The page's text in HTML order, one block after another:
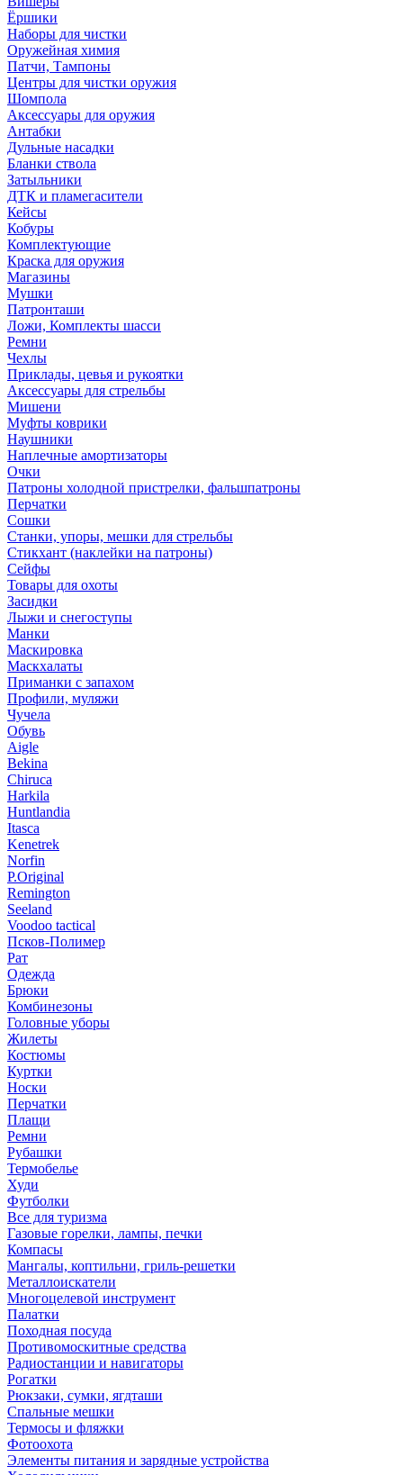
Ёршики
Наборы для чистки
Оружейная химия
Патчи, Тампоны
Центры для чистки оружия
Шомпола
Аксессуары для оружия
Антабки
Дульные насадки
Бланки ствола
Затыльники
ДТК и пламегасители
Кейсы
Кобуры
Комплектующие
Краска для оружия
Магазины
Мушки
Патронташи
Ложи, Комплекты шасси
Ремни
Чехлы
Приклады, цевья и рукоятки
Аксессуары для стрельбы
Мишени
Муфты коврики
Наушники
Наплечные амортизаторы
Очки
Патроны холодной пристрелки, фальшпатроны
Перчатки
Сошки
Станки, упоры, мешки для стрельбы
Стикхант (наклейки на патроны)
Сейфы
Товары для охоты
Засидки
Лыжи и снегоступы
Манки
Маскировка
Маскхалаты
Приманки с запахом
Профили, муляжи
Чучела
Обувь
Aigle
Bekina
Chiruсa
Harkila
Huntlandia
Itasca
Kenetrek
Norfin
P.Original
Remington
Seeland
Voodoo tactical
Псков-Полимер
Рат
Одежда
Брюки
Комбинезоны
Головные уборы
Жилеты
Костюмы
Куртки
Носки
Перчатки
Плащи
Ремни
Рубашки
Термобелье
Худи
Футболки
Все для туризма
Газовые горелки, лампы, печки
Компасы
Мангалы, коптильни, гриль-решетки
Металлоискатели
Многоцелевой инструмент
Палатки
Походная посуда
Противомоскитные средства
Радиостанции и навигаторы
Рогатки
Рюкзаки, сумки, ягдташи
Спальные мешки
Термосы и фляжки
Фотоохота
Элементы питания и зарядные устройства